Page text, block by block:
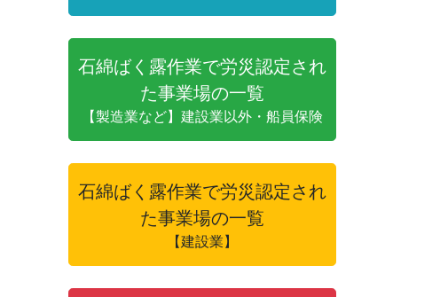
石綿ばく露作業で労災認定され
た事業場の一覧
【製造業など】建設業以外・船員保険
石綿ばく露作業で労災認定され
た事業場の一覧
【建設業】